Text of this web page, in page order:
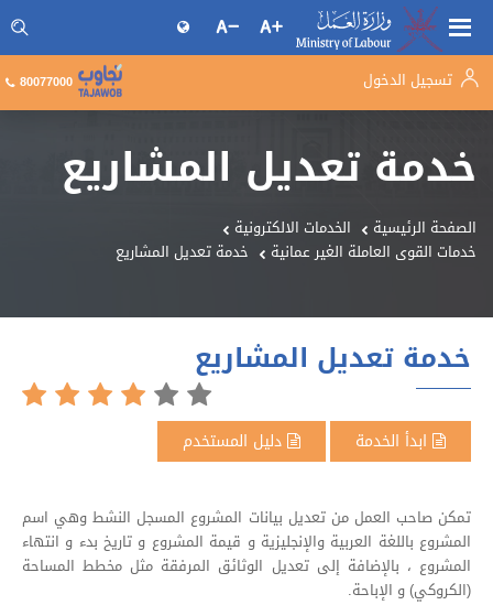
البحث فى موقع وزارة العمل تسجيل الدخول 80077000
خدمة تعديل المشاريع
الصفحة الرئيسية
الخدمات الالكترونية
خدمات القوى العاملة الغير عمانية
خدمة تعديل المشاريع
خدمة تعديل المشاريع
ابدأ الخدمة دليل المستخدم
تمكن صاحب العمل من تعديل بيانات المشروع المسجل النشط وهي اسم
المشروع باللغة العربية والإنجليزية و قيمة المشروع و تاريخ بدء و انتهاء
المشروع ، بالإضافة إلى تعديل الوثائق المرفقة مثل مخطط المساحة
(الكروكي) و الإباحة.